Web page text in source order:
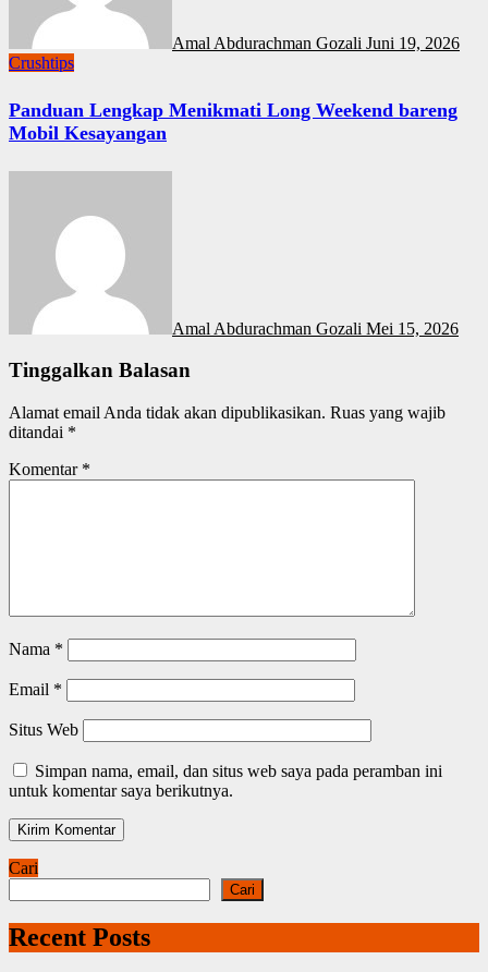
Amal Abdurachman Gozali Juni 19, 2026
Crushtips
Panduan Lengkap Menikmati Long Weekend bareng
Mobil Kesayangan
Amal Abdurachman Gozali Mei 15, 2026
Tinggalkan Balasan
Alamat email Anda tidak akan dipublikasikan. Ruas yang wajib
ditandai *
Komentar *
Nama *
Email *
Situs Web
Simpan nama, email, dan situs web saya pada peramban ini
untuk komentar saya berikutnya.
Cari
Cari
Recent Posts